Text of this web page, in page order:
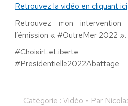
Retrouvez la vidéo en cliquant ici
Retrouvez mon
l’émission « #OutreMer 2022 ».
#Presidentielle2022Abattage
Catégorie : Vidéo Par